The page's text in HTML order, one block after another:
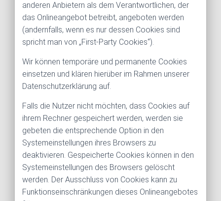
anderen Anbietern als dem Verantwortlichen, der
das Onlineangebot betreibt, angeboten werden
(andernfalls, wenn es nur dessen Cookies sind
spricht man von „First-Party Cookies“).
Wir können temporäre und permanente Cookies
einsetzen und klären hierüber im Rahmen unserer
Datenschutzerklärung auf.
Falls die Nutzer nicht möchten, dass Cookies auf
ihrem Rechner gespeichert werden, werden sie
gebeten die entsprechende Option in den
Systemeinstellungen ihres Browsers zu
deaktivieren. Gespeicherte Cookies können in den
Systemeinstellungen des Browsers gelöscht
werden. Der Ausschluss von Cookies kann zu
Funktionseinschränkungen dieses Onlineangebotes